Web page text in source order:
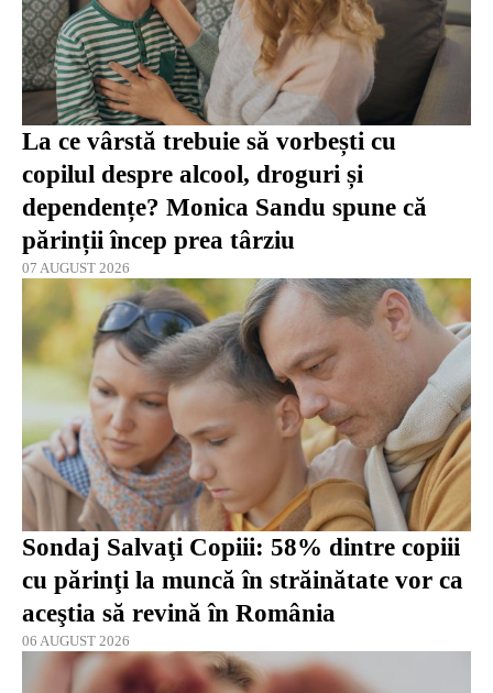
La ce vârstă trebuie să vorbești cu
copilul despre alcool, droguri și
dependențe? Monica Sandu spune că
părinții încep prea târziu
07 AUGUST 2026
Sondaj Salvaţi Copiii: 58% dintre copiii
cu părinţi la muncă în străinătate vor ca
aceştia să revină în România
06 AUGUST 2026